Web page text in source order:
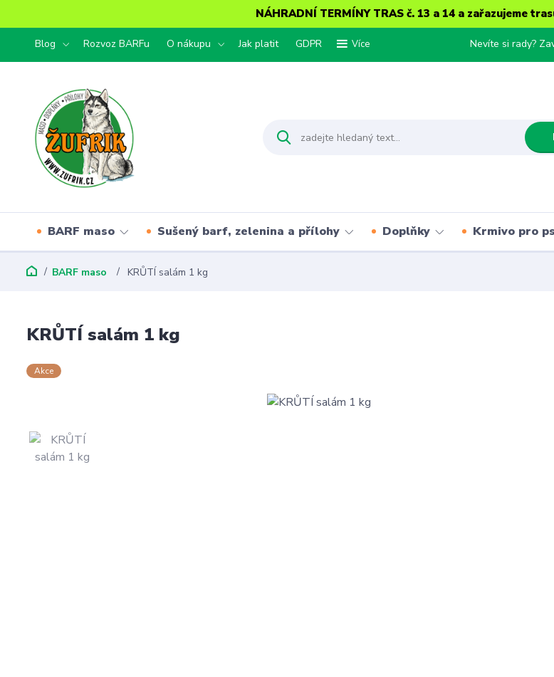
NÁHRADNÍ TERMÍNY TRAS č. 13 a 14 a zařazujeme
Blog Rozvoz BARFu O nákupu Jak platit GDPR Více Nevíte si rady?
BARF maso Sušený barf, zelenina a přílohy Doplňky Krmivo pro
BARF maso KRŮTÍ salám 1 kg
KRŮTÍ salám 1 kg
Akce